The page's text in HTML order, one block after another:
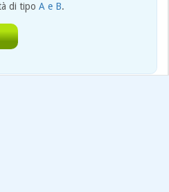
di tipo A e B.